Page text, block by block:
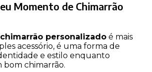
Momento de Chimarrão
personalizado é mais
acessório, é uma forma de
e estilo enquanto
chimarrão.